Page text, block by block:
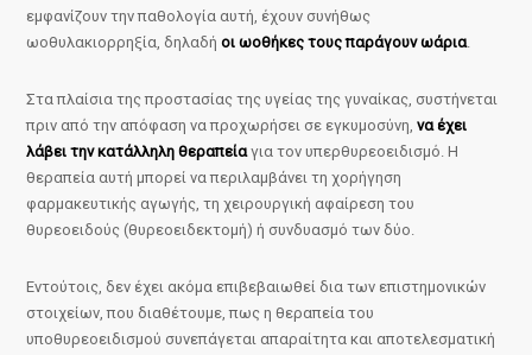
εμφανίζουν την παθολογία αυτή, έχουν συνήθως
ωοθυλακιορρηξία, δηλαδήοι ωοθήκες τους παράγουν ωάρια.
Στα πλαίσια της προστασίας της υγείας της γυναίκας, συστήνεται
πριν από την απόφαση να προχωρήσει σε εγκυμοσύνη,να έχει
λάβει την κατάλληλη θεραπείαγια τον υπερθυρεοειδισμό. Η
θεραπεία αυτή μπορεί να περιλαμβάνει τη χορήγηση
φαρμακευτικής αγωγής, τη χειρουργική αφαίρεση του
θυρεοειδούς (θυρεοειδεκτομή) ή συνδυασμό των δύο.
Εντούτοις, δεν έχει ακόμα επιβεβαιωθεί δια των επιστημονικών
στοιχείων, που διαθέτουμε, πως η θεραπεία του
υποθυρεοειδισμού συνεπάγεται απαραίτητα και αποτελεσματική